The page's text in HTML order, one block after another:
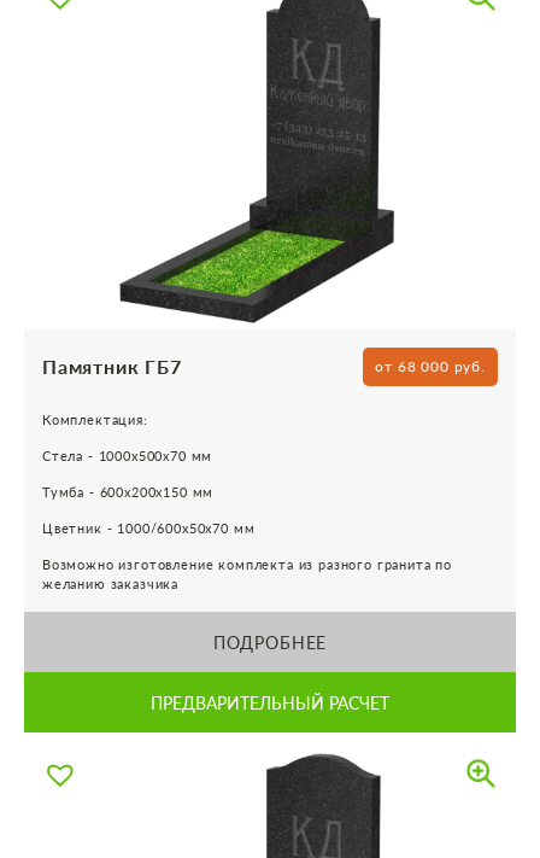
Памятник ГБ7 от 68 000 руб.
Комплектация:
Стела - 1000х500х70 мм
Тумба - 600х200х150 мм
Цветник - 1000/600х50х70 мм
Возможно изготовление комплекта из разного гранита по
желанию заказчика
ПОДРОБНЕЕ
ПРЕДВАРИТЕЛЬНЫЙ РАСЧЕТ